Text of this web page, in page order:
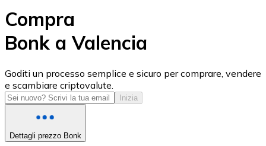
USD Coin
USDC
Compra
Bonk a Valencia
Goditi un processo semplice e sicuro per comprare, vendere
e scambiare criptovalute.
Inizia
Dettagli prezzo Bonk